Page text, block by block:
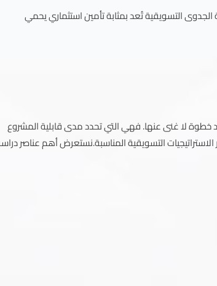
التسويقية تُعد بمثابة تأمين استثماري يحمي
خطوة لا غنى عنها. فهي التي تحدد مدى قابلية المشروع
التسويقية المناسبة.نستعرض أهم عناصر